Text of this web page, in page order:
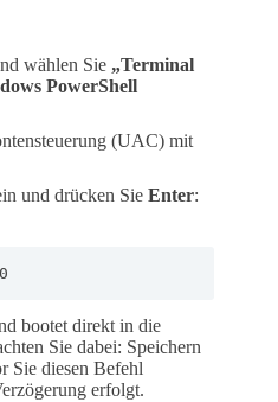
wählen Sie „Terminal
PowerShell
(UAC) mit
und drücken Sie Enter:
bootet direkt in die
Sie dabei: Speichern
Sie diesen Befehl
erfolgt.